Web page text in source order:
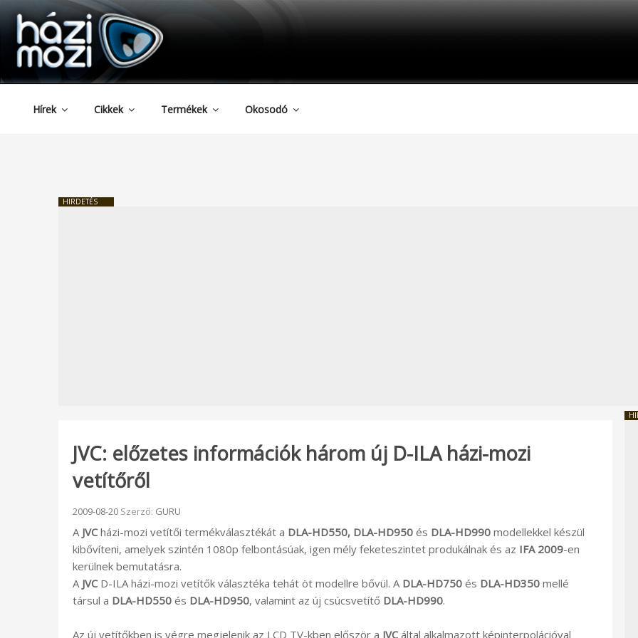
Tartalomhoz
HAZIMOZI
Hírek Cikkek Termékek Okosodó
HIRDETÉS
JVC: előzetes információk három új D-ILA házi-mozi
vetítőről
Beküldve:
2009-08-20 Szerző: GURU
A JVCházi-mozi vetítői termékválasztékát a DLA-HD550, DLA-HD950 és DLA-HD990 modellekkel készül
kibővíteni, amelyek szintén 1080p felbontásúak, igen mély feketeszintet produkálnak és az IFA 2009-en
kerülnek bemutatásra.
A JVCD-ILA házi-mozi vetítők választéka tehát öt modellre bővül. A DLA-HD750 és DLA-HD350 mellé
társul a DLA-HD550 és DLA-HD950, valamint az új csúcsvetítő DLA-HD990.
Az új vetítőkben is végre megjelenik az LCD TV-kben először a JVCáltal alkalmazott képinterpolációval